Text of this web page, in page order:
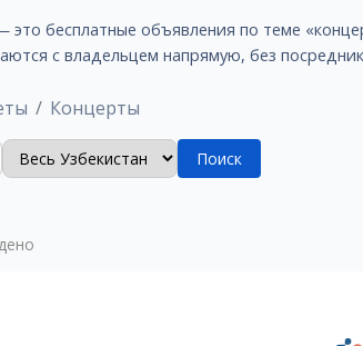
это бесплатные объявления по теме
с владельцем напрямую, без
Концерты
Поиск